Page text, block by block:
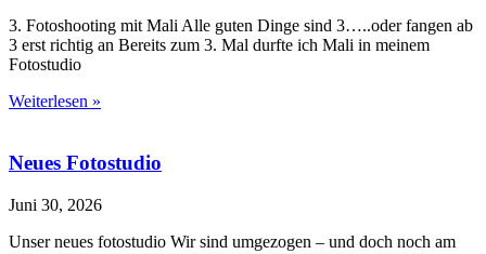
3. Fotoshooting mit Mali Alle guten Dinge sind 3…..oder fangen ab
3 erst richtig an Bereits zum 3. Mal durfte ich Mali in meinem
Fotostudio
Weiterlesen »
Neues Fotostudio
Juni 30, 2026
Unser neues fotostudio Wir sind umgezogen – und doch noch am